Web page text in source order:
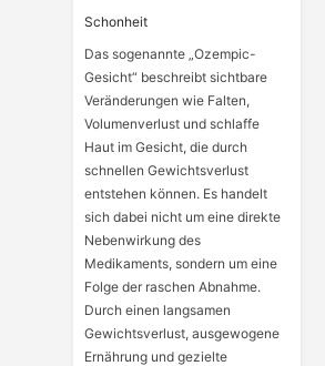
Schonheit
Das sogenannte „Ozempic-
Gesicht“ beschreibt sichtbare
Veränderungen wie Falten,
Volumenverlust und schlaffe
Haut im Gesicht, die durch
schnellen Gewichtsverlust
entstehen können. Es handelt
sich dabei nicht um eine direkte
Nebenwirkung des
Medikaments, sondern um eine
Folge der raschen Abnahme.
Durch einen langsamen
Gewichtsverlust, ausgewogene
Ernährung und gezielte